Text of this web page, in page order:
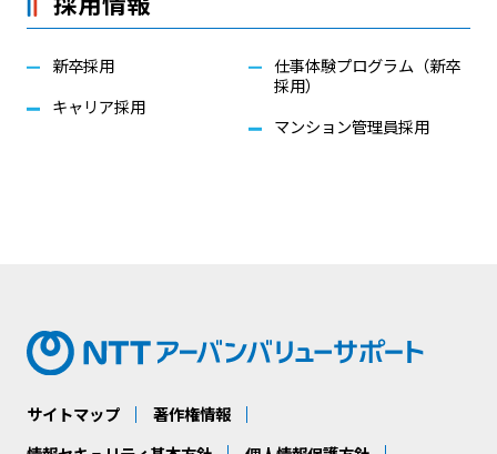
新卒採用
キャリア採用
仕事体験プログラム（新卒
採用）
マンション管理員採用
サイトマップ
著作権情報